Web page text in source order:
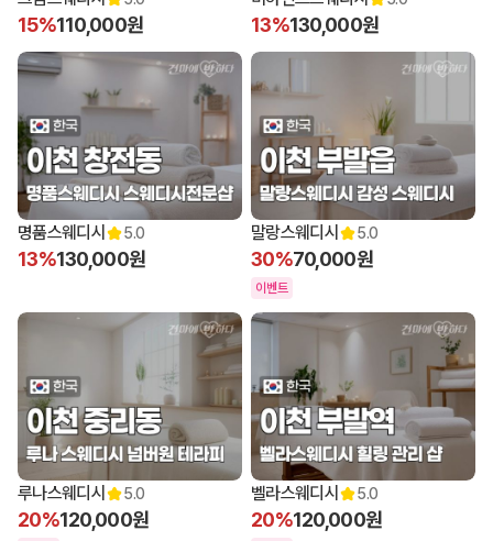
15%110,000원 13%130,000원
명품스웨디시 5.0
13%130,000원
말랑스웨디시 5.0
30%70,000원
이벤트
루나스웨디시 5.0
20%120,000원
벨라스웨디시 5.0
20%120,000원